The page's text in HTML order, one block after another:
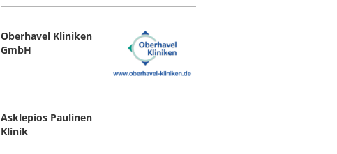
Oberhavel Kliniken
GmbH
Asklepios Paulinen
Klinik